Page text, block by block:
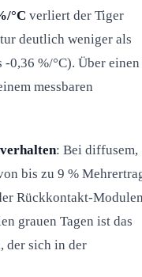
°C verliert der Tiger
deutlich weniger als
0,36 %/°C). Über einen
messbaren
: Bei diffusem,
bis zu 9 %
Rückkontakt-
grauen Tagen ist das
der sich in der